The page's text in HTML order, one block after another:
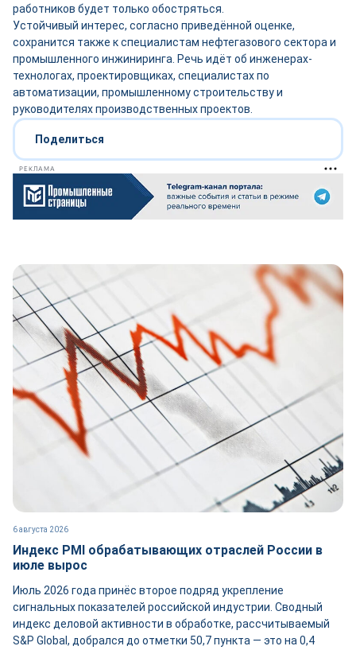
работников будет только обостряться.
Устойчивый интерес, согласно приведённой оценке,
сохранится также к специалистам нефтегазового сектора и
промышленного инжиниринга. Речь идёт об инженерах-
технологах, проектировщиках, специалистах по
автоматизации, промышленному строительству и
руководителях производственных проектов.
Поделиться
РЕКЛАМА
6 августа 2026
Индекс PMI обрабатывающих отраслей России в
июле вырос
Июль 2026 года принёс второе подряд укрепление
сигнальных показателей российской индустрии. Сводный
индекс деловой активности в обработке, рассчитываемый
S&P Global, добрался до отметки 50,7 пункта — это на 0,4